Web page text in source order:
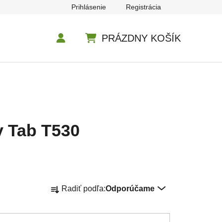
Prihlásenie Registrácia
PRÁZDNY KOŠÍK
T530
Radiť podľa:Odporúčame